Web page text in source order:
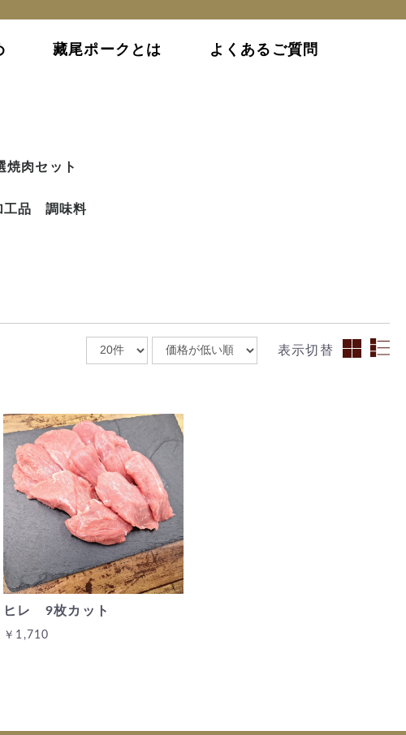
藏尾ポークとは よくあるご質問
焼肉セット
工品 調味料
表示切替
ヒレ 9枚カット
￥1,710